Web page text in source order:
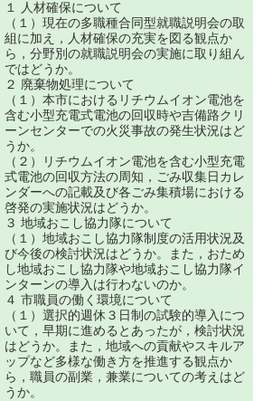
１ 人材確保について
（１）現在の多職種合同型就職説明会の取
組に加え，人材確保の充実を図る観点か
ら，分野別の就職説明会の実施に取り組ん
ではどうか。
２ 廃棄物処理について
（１）本市におけるリチウムイオン電池を
含む小型充電式電池の回収時や吉備路クリ
ーンセンターでの火災事故の発生状況はど
うか。
（２）リチウムイオン電池を含む小型充電
式電池の回収方法の周知，ごみ収集日カレ
ンダーへの記載及び各ごみ集積場における
啓発の実施状況はどうか。
３ 地域おこし協力隊について
（１）地域おこし協力隊制度の活用状況及
び今後の検討状況はどうか。また，おため
し地域おこし協力隊や地域おこし協力隊イ
ンターンの導入は行わないのか。
４ 市職員の働く環境について
（１）選択的週休３日制の試験的導入につ
いて，早期に進めるとあったが，検討状況
はどうか。また，地域への貢献やスキルア
ップなど多様な働き方を推進する観点か
ら，職員の副業，兼業についての考えはど
うか。